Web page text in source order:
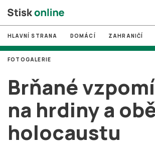
# MUNI
# Brno
# volby
login PŘIHLÁSIT SE
HLAVNÍ STRANA DOMÁCÍ ZAHRANIČÍ
Brňané
na hrdiny a
holocaustu
FOTOGALERIE